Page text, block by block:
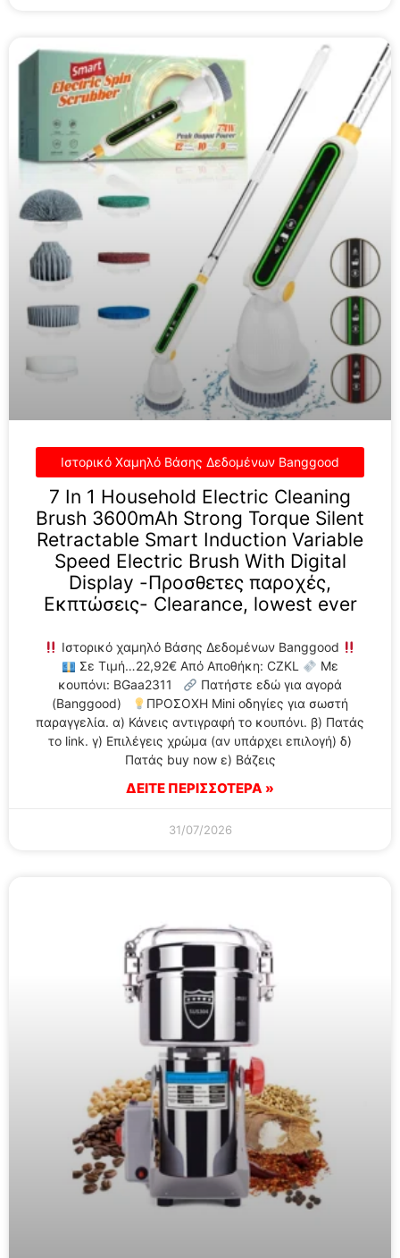
7 In 1 Household Electric Cleaning
Brush 3600mAh Strong Torque Silent
Retractable Smart Induction Variable
Speed Electric Brush With Digital
Display -Προσθετες παροχές,
Εκπτώσεις- Clearance, lowest ever
Ιστορικό χαμηλό Βάσης Δεδομένων Banggood
Σε Τιμή…22,92€ Από Αποθήκη: CZKL
Με
κουπόνι: BGaa2311
Πατήστε εδώ για αγορά
(Banggood)
ΠΡΟΣΟΧΗ Mini οδηγίες για σωστή
παραγγελία. α) Κάνεις αντιγραφή το κουπόνι. β) Πατάς
το link. γ) Επιλέγεις χρώμα (αν υπάρχει επιλογή) δ)
Πατάς buy now ε) Βάζεις
ΔΕΙΤΕ ΠΕΡΙΣΣΟΤΕΡΑ »
31/07/2026